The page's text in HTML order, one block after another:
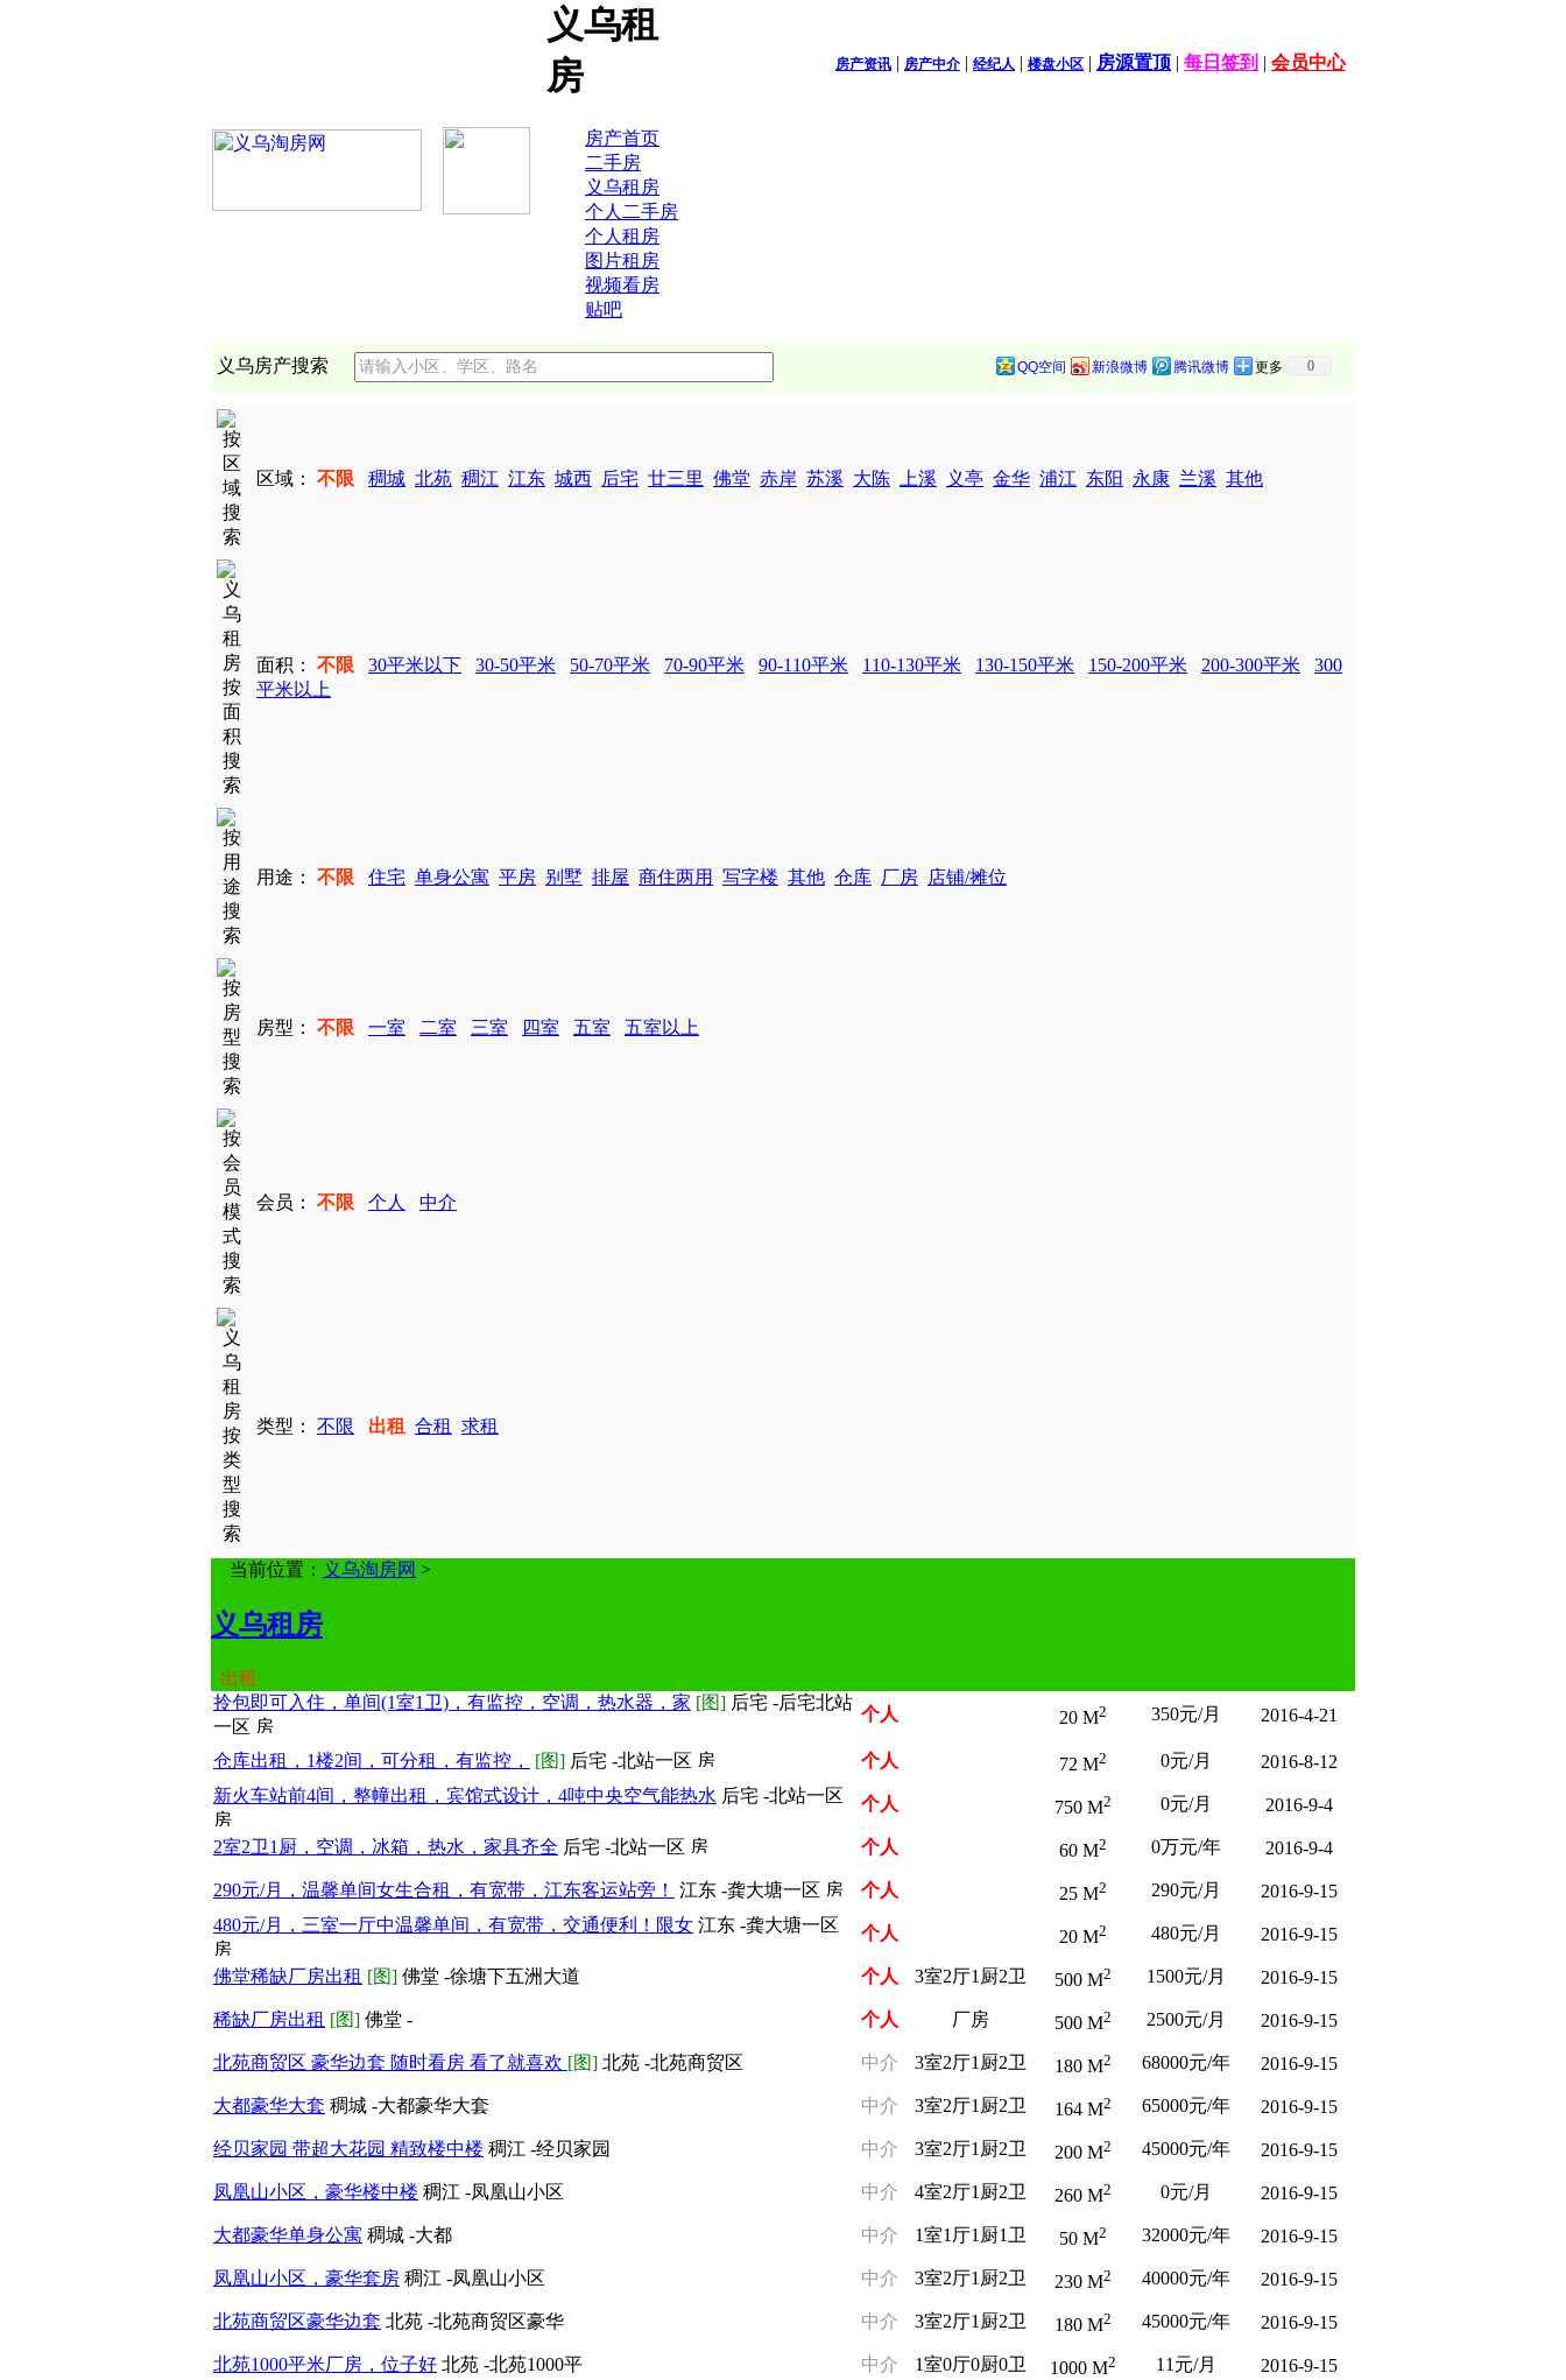
义乌租
房
房产资讯 | 房产中介 | 经纪人 | 楼盘小区 | 房源置顶 | 每日签到 | 会员中心
房产首页
二手房
义乌租房
个人二手房
个人租房
图片租房
视频看房
贴吧
义乌房产搜索 QQ空间 新浪微博 腾讯微博 更多 0
区域： 不限 稠城 北苑 稠江 江东 城西 后宅 廿三里 佛堂 赤岸 苏溪 大陈 上溪 义亭 金华 浦江 东阳 永康 兰溪 其他
面积： 不限 30平米以下 30-50平米 50-70平米 70-90平米 90-110平米 110-130平米 130-150平米 150-200平米 200-300平米
300
平米以上
用途： 不限 住宅 单身公寓 平房 别墅 排屋 商住两用 写字楼 其他 仓库 厂房 店铺/摊位
房型： 不限 一室 二室 三室 四室 五室 五室以上
会员： 不限 个人 中介
类型： 不限 出租 合租 求租
当前位置： 义乌淘房网 >
义乌租房
出租
拎包即可入住，单间(1室1卫)，有监控，空调，热水器，家 [图] 后宅 -后宅北站
一区
个人 20 M2 350元/月 2016-4-21
仓库出租，1楼2间，可分租，有监控， [图] 后宅 -北站一区 个人 72 M2 0元/月
2016-8-12
新火车站前4间，整幢出租，宾馆式设计，4吨中央空气能热水 后宅 -北站一区 个人 750 M2 0元/月 2016-9-4
2室2卫1厨，空调，冰箱，热水，家具齐全 后宅 -北站一区 个人 60 M2 0万元/年 2016-9-4
290元/月，温馨单间女生合租，有宽带，江东客运站旁！ 江东 -龚大塘一区 个人 25 M2 290元/月
2016-9-15
480元/月，三室一厅中温馨单间，有宽带，交通便利！限女 江东 -龚大塘一区 个人 20 M2 480元/月 2016-9-15
佛堂稀缺厂房出租 [图] 佛堂 -徐塘下五洲大道 个人 3室2厅1厨2卫 500 M2 1500元/月 2016-9-15
稀缺厂房出租 [图] 佛堂 - 个人 厂房 500 M2 2500元/月 2016-9-15
北苑商贸区 豪华边套 随时看房 看了就喜欢 [图] 北苑 -北苑商贸区 中介 3室2厅1厨2卫 180 M2 68000元/年 2016-9-15
大都豪华大套 稠城 -大都豪华大套 中介 3室2厅1厨2卫 164 M2 65000元/年 2016-9-15
经贝家园 带超大花园 精致楼中楼 稠江 -经贝家园 中介 3室2厅1厨2卫 200 M2 45000元/年 2016-9-15
凤凰山小区，豪华楼中楼 稠江 -凤凰山小区 中介 4室2厅1厨2卫 260 M2 0元/月 2016-9-15
大都豪华单身公寓 稠城 -大都 中介 1室1厅1厨1卫 50 M2 32000元/年 2016-9-15
凤凰山小区，豪华套房 稠江 -凤凰山小区 中介 3室2厅1厨2卫 230 M2 40000元/年 2016-9-15
北苑商贸区豪华边套 北苑 -北苑商贸区豪华 中介 3室2厅1厨2卫 180 M2 45000元/年 2016-9-15
北苑1000平米厂房，位子好 北苑 -北苑1000平 中介 1室0厅0厨0卫 1000 M2 11元/月 2016-9-15